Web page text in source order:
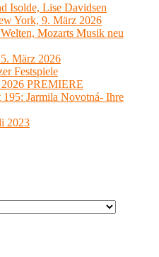
Isolde, Lise Davidsen
York, 9. März 2026
Mozarts Musik neu
März 2026
Festspiele
2026 PREMIERE
Jarmila Novotná- Ihre
2023